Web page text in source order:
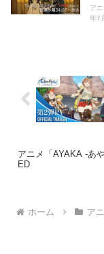
ア
年7
アニメ「AYAKA ‐あ
ED
ホーム ア